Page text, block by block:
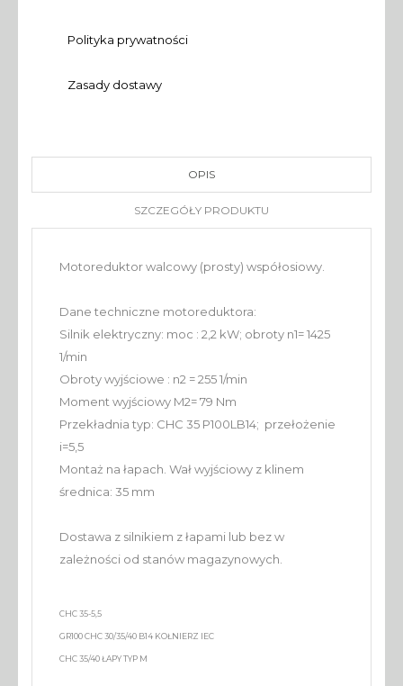
Polityka prywatności
Zasady dostawy
OPIS
SZCZEGÓŁY PRODUKTU
Motoreduktor walcowy (prosty) współosiowy.
Dane techniczne motoreduktora:
Silnik elektryczny: moc : 2,2 kW; obroty n1= 1425
1/min
Obroty wyjściowe : n2 = 255 1/min
Moment wyjściowy M2= 79 Nm
Przekładnia typ: CHC 35 P100LB14; przełożenie
i=5,5
Montaż na łapach. Wał wyjściowy z klinem
średnica: 35 mm
Dostawa z silnikiem z łapami lub bez w
zależności od stanów magazynowych.
CHC 35-5,5
GR100 CHC 30/35/40 B14 KOŁNIERZ IEC
CHC 35/40 ŁAPY TYP M